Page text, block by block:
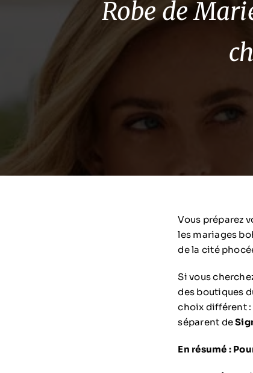
Robe de
Vous préparez
les mariages
de la cité
Si vous
des boutiques
choix différent :
séparent de
En résumé :